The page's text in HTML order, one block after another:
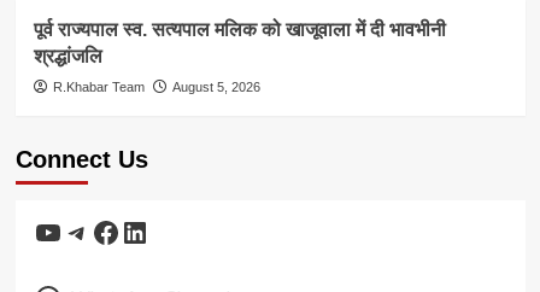
पूर्व राज्यपाल स्व. सत्यपाल मलिक को खाजूवाला में दी भावभीनी
श्रद्धांजलि
R.Khabar Team August 5, 2026
Connect Us
YouTube
Telegram
Facebook
LinkedIn